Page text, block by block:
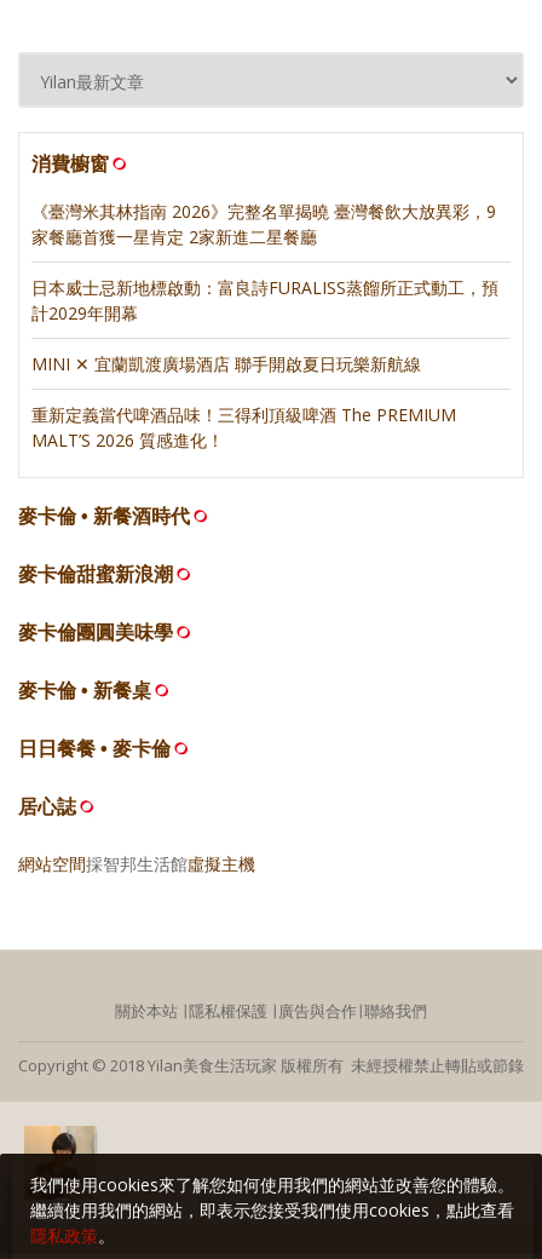
消費櫥窗
《臺灣米其林指南 2026》完整名單揭曉 臺灣餐飲大放異彩，9
家餐廳首獲一星肯定 2家新進二星餐廳
日本威士忌新地標啟動：富良詩FURALISS蒸餾所正式動工，預
計2029年開幕
MINI ✕ 宜蘭凱渡廣場酒店 聯手開啟夏日玩樂新航線
重新定義當代啤酒品味！三得利頂級啤酒 The PREMIUM
MALT’S 2026 質感進化！
麥卡倫 • 新餐酒時代
麥卡倫甜蜜新浪潮
麥卡倫團圓美味學
麥卡倫 • 新餐桌
日日餐餐 • 麥卡倫
居心誌
網站空間採智邦生活館虛擬主機
關於本站 ∣隱私權保護 ∣廣告與合作∣聯絡我們
Copyright © 2018 Yilan美食生活玩家 版權所有 未經授權禁止轉貼或節錄
我們使用cookies來了解您如何使用我們的網站並改善您的體驗。
繼續使用我們的網站，即表示您接受我們使用cookies，點此查看
隱私政策。